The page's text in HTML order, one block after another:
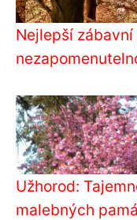
Nejlepší
Užhorod:
malebných